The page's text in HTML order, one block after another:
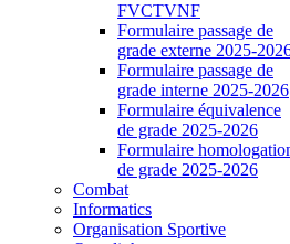
FVCTVNF
Formulaire passage de
grade externe 2025-
Formulaire passage de
grade interne 2025-2026
Formulaire équivalence
de grade 2025-2026
Formulaire
de grade 2025-2026
Combat
Informatics
Organisation Sportive